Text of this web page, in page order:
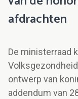
afdrachten
De ministerraad
ontwerp van
addendum van